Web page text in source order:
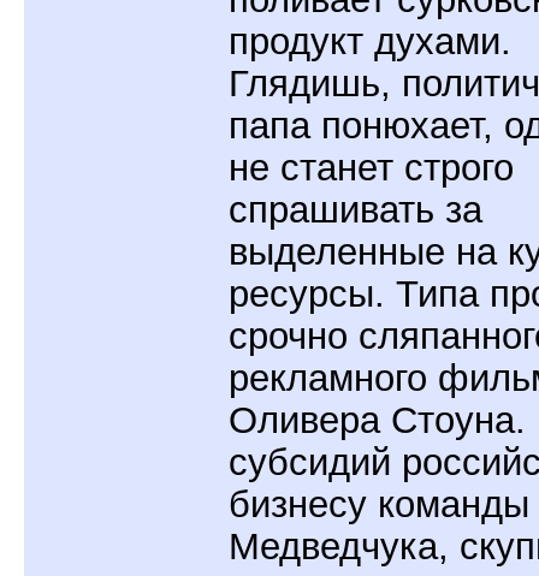
продукт духами.
Глядишь,
папа понюхает,
не станет строго
спрашивать за
выделенные на
ресурсы. Типа
срочно
рекламного
Оливера Стоуна.
субсидий
бизнесу команды
Медведчука,